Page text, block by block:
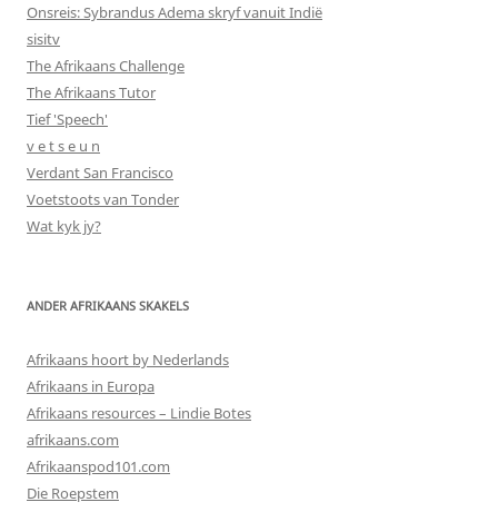
Onsreis: Sybrandus Adema skryf vanuit Indië
sisitv
The Afrikaans Challenge
The Afrikaans Tutor
Tief 'Speech'
v e t s e u n
Verdant San Francisco
Voetstoots van Tonder
Wat kyk jy?
ANDER AFRIKAANS SKAKELS
Afrikaans hoort by Nederlands
Afrikaans in Europa
Afrikaans resources – Lindie Botes
afrikaans.com
Afrikaanspod101.com
Die Roepstem